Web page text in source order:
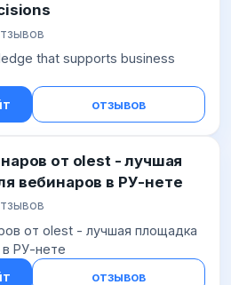
that supports business
отзывов
от olest - лучшая
вебинаров в РУ-нете
от olest - лучшая площадка
в РУ-нете
отзывов